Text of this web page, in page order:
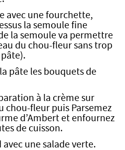
avec une fourchette,
la semoule fine
la semoule va permettre
du chou-fleur sans trop
pâte les bouquets de
à la crème sur
chou-fleur puis Parsemez
d’Ambert et enfournez
de cuisson.
avec une salade verte.